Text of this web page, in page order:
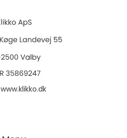
www.klikko.dk